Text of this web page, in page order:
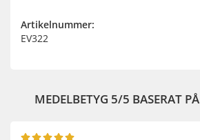
Artikelnummer:
EV322
MEDELBETYG 5/5 BASERAT PÅ